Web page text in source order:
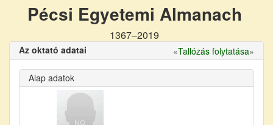
Pécsi Egyetemi Almanach
1367–2019
Az oktató adatai «Tallózás folytatása»
Alap adatok